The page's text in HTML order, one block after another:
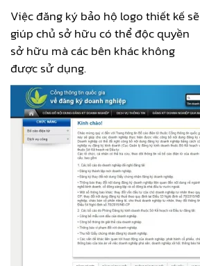
Việc đăng ký bảo hộ logo thiết kế sẽ
giúp chủ sở hữu có thể độc quyền
sở hữu mà các bên khác không
được sử dụng.